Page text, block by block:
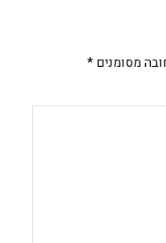
מסומנים *